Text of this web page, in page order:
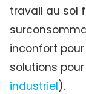
travail au sol
inconfort
solutions pour
industriel).